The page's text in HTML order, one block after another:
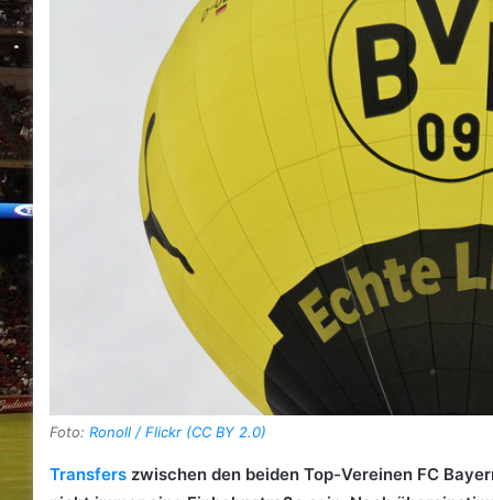
Foto: Ronoll / Flickr (CC BY 2.0)
Transfers zwischen den beiden Top-Vereinen FC